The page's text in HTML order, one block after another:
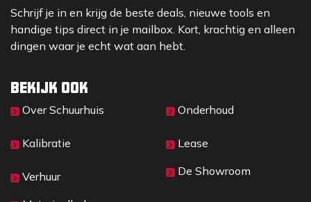
Schrijf je in en krijg de beste deals, nieuwe tools en
handige tips direct in je mailbox. Kort, krachtig en alleen
dingen waar je echt wat aan hebt.
Bekijk ook
Over Sc​huurhuis
Kalibratie
Verhuur
Onderhoud
Lease
De Showroom